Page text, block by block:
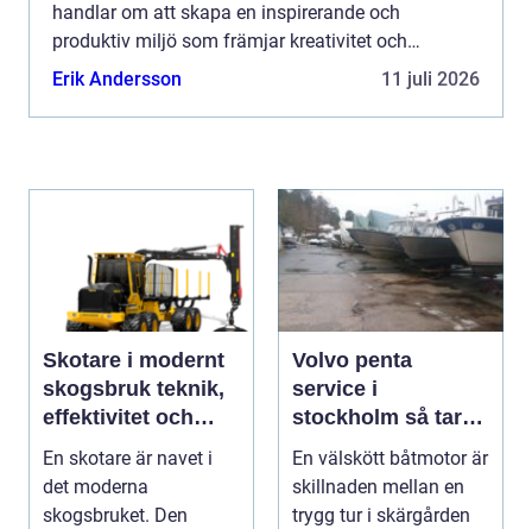
handlar om att skapa en inspirerande och
produktiv miljö som främjar kreativitet och
samarbete. I Halmstad, den pittoreska s...
Erik Andersson 11 juli 2026
Skotare i modernt
skogsbruk teknik,
effektivitet och
hållbarhet
En skotare är navet i
det moderna
skogsbruket. Den
Volvo penta
service i
stockholm så tar
du hand om din
båtmotor på rätt
sätt
En välskött båtmotor är
skillnaden mellan en
trygg tur i skärgården